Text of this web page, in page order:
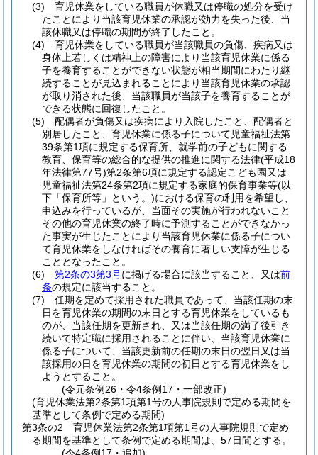
(3)
育児休業をしている職員が休職又は停職の処分を受け
たことにより当該育児休業の承認が効力を失った後、当
該休職又は停職の期間が終了したこと。
(4)
育児休業をしている職員が当該職員の負傷、疾病又は
身体上若しくは精神上の障害により当該育児休業に係る
子を養育することができない状態が相当期間にわたり継
続することが見込まれることにより当該育児休業の承認
が取り消された後、当該職員が当該子を養育することが
できる状態に回復したこと。
(5)
配偶者が負傷又は疾病により入院したこと、配偶者と
別居したこと、育児休業に係る子について児童福祉法第
39条第1項に規定する保育所、就学前の子どもに関する
教育、保育等の総合的な提供の推進に関する法律(平成18
年法律第77号)第2条第6項に規定する認定こども園又は
児童福祉法第24条第2項に規定する家庭的保育事業等(以
下「保育所等」という。)における保育の利用を希望し、
申込みを行っているが、当面その実施が行われないこと
その他の育児休業の終了時に予測することができなかっ
た事実が生じたことにより当該育児休業に係る子につい
て育児休業をしなければその養育に著しい支障が生じる
こととなったこと。
(6)
第2条の3第3号に掲げる場合に該当すること、又は前
条の規定に該当すること。
(7)
任期を定めて採用された職員であって、当該任期の末
日を育児休業の期間の末日とする育児休業をしているも
のが、当該任期を更新され、又は当該任期の満了後引き
続いて特定職に採用されることに伴い、当該育児休業に
係る子について、当該更新前の任期の末日の翌日又は当
該採用の日を育児休業の期間の初日とする育児休業をし
ようとすること。
(令元条例26・令4条例17・一部改正)
(育児休業法第2条第1項第1号の人事院規則で定める期間を
基準として条例で定める期間)
第3条の2
育児休業法第2条第1項第1号の人事院規則で定め
る期間を基準として条例で定める期間は、57日間とする。